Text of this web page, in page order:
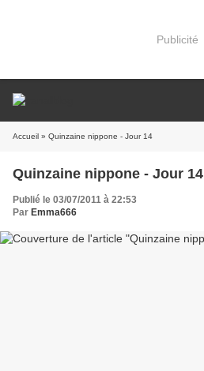
Publicité
Accueil » Quinzaine nippone - Jour 14
Quinzaine nippone - Jour 14
Publié le 03/07/2011 à 22:53
Par Emma666